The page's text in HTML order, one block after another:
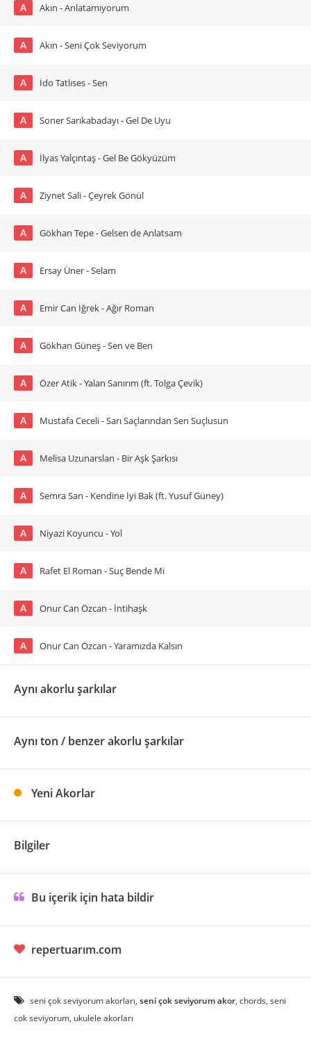
A Akın - Anlatamıyorum
A Akın - Seni Çok Seviyorum
A İdo Tatlıses - Sen
A Soner Sarıkabadayı - Gel De Uyu
A İlyas Yalçıntaş - Gel Be Gökyüzüm
A Ziynet Sali - Çeyrek Gönül
A Gökhan Tepe - Gelsen de Anlatsam
A Ersay Üner - Selam
A Emir Can İğrek - Ağır Roman
A Gökhan Güneş - Sen ve Ben
A Özer Atik - Yalan Sanırım (ft. Tolga Çevik)
A Mustafa Ceceli - Sarı Saçlarından Sen Suçlusun
A Melisa Uzunarslan - Bir Aşk Şarkısı
A Semra San - Kendine İyi Bak (ft. Yusuf Güney)
A Niyazi Koyuncu - Yol
A Rafet El Roman - Suç Bende Mi
A Onur Can Özcan - İntihaşk
A Onur Can Özcan - Yaramızda Kalsın
Aynı akorlu şarkılar
Aynı ton / benzer akorlu şarkılar
Yeni Akorlar
Bilgiler
Bu içerik için hata bildir
repertuarım.com
seni çok seviyorum akorları, seni çok seviyorum akor, chords, seni
cok seviyorum, ukulele akorları